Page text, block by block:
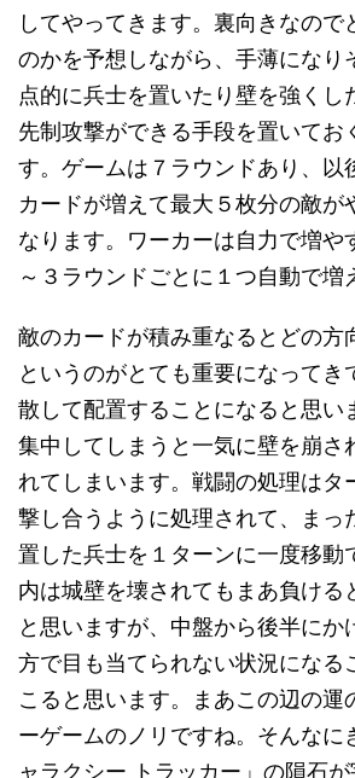
してやってきます。裏向きなので
のかを予想しながら、手薄になり
点的に兵士を置いたり壁を強くし
先制攻撃ができる手段を置いてお
す。ゲームは７ラウンドあり、以
カードが増えて最大５枚分の敵が
なります。ワーカーは自力で増や
～３ラウンドごとに１つ自動で増
敵のカードが積み重なるとどの方
というのがとても重要になってき
散して配置することになると思い
集中してしまうと一気に壁を崩さ
れてしまいます。戦闘の処理はタ
撃し合うように処理されて、まっ
置した兵士を１ターンに一度移動
内は城壁を壊されてもまあ負ける
と思いますが、中盤から後半にか
方で目も当てられない状況になる
こると思います。まあこの辺の運
ーゲームのノリですね。そんなに
ャラクシー トラッカー」の隕石